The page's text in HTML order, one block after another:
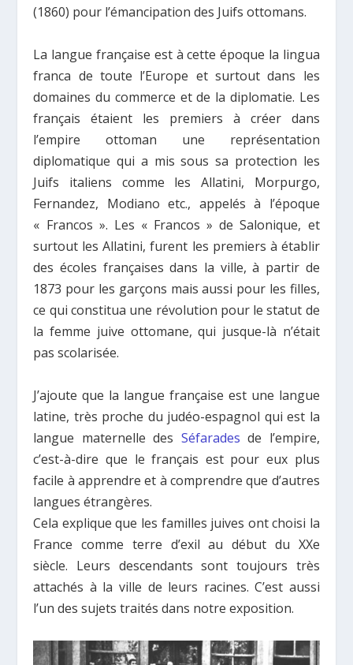
(1860) pour l’émancipation des Juifs ottomans.
La langue française est à cette époque la lingua
franca de toute l’Europe et surtout dans les
domaines du commerce et de la diplomatie. Les
français étaient les premiers à créer dans
l’empire ottoman une représentation
diplomatique qui a mis sous sa protection les
Juifs italiens comme les Allatini, Morpurgo,
Fernandez, Modiano etc., appelés à l’époque
« Francos ». Les « Francos » de Salonique, et
surtout les Allatini, furent les premiers à établir
des écoles françaises dans la ville, à partir de
1873 pour les garçons mais aussi pour les filles,
ce qui constitua une révolution pour le statut de
la femme juive ottomane, qui jusque-là n’était
pas scolarisée.
J’ajoute que la langue française est une langue
latine, très proche du judéo-espagnol qui est la
langue maternelle des Séfarades de l’empire,
c’est-à-dire que le français est pour eux plus
facile à apprendre et à comprendre que d’autres
langues étrangères.
Cela explique que les familles juives ont choisi la
France comme terre d’exil au début du XXe
siècle. Leurs descendants sont toujours très
attachés à la ville de leurs racines. C’est aussi
l’un des sujets traités dans notre exposition.